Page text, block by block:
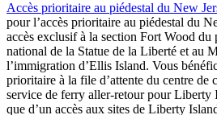
Accès prioritaire au piédestal du New
pour l’accès prioritaire au piédestal du
accès exclusif à la section Fort Wood du
national de la Statue de la Liberté et au
l’immigration d’Ellis Island. Vous
prioritaire à la file d’attente du centre de
service de ferry aller-retour pour Liberty
que d’un accès aux sites de Liberty